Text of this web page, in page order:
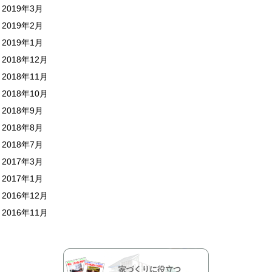
2019年3月
2019年2月
2019年1月
2018年12月
2018年11月
2018年10月
2018年9月
2018年8月
2018年7月
2017年3月
2017年1月
2016年12月
2016年11月